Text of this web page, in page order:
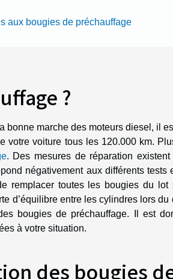
aux bougies de préchauffage
?
bonne marche des moteurs diesel, il
votre voiture tous les 120.000 km.
. Des mesures de réparation
négativement aux différents tests
remplacer toutes les bougies du
d’équilibre entre les cylindres lors
bougies de préchauffage. Il est
à votre situation.
des bougies